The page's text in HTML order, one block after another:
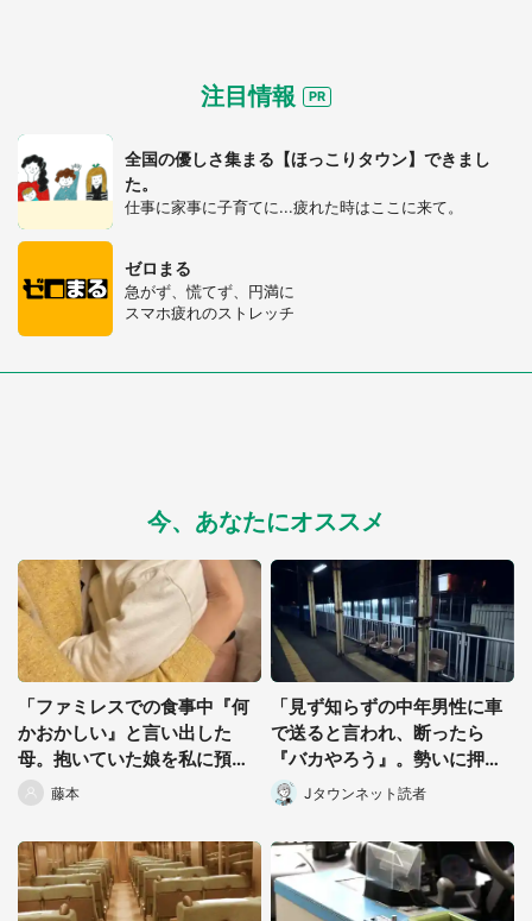
注目情報
全国の優しさ集まる【ほっこりタウン】できまし
た。
仕事に家事に子育てに...疲れた時はここに来て。
ゼロまる
急がず、慌てず、円満に
スマホ疲れのストレッチ
今、あなたにオススメ
「ファミレスでの食事中『何
かおかしい』と言い出した
母。抱いていた娘を私に預け
た直後...」（千葉県・40代女
性）
藤本
「見ず知らずの中年男性に車
で送ると言われ、断ったら
『バカやろう』。勢いに押さ
れた私は...」（神奈川・30代
男性）
Jタウンネット読者